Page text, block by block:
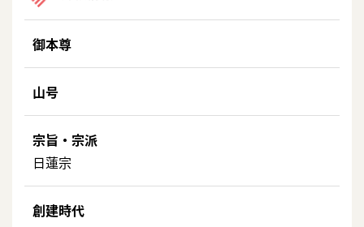
御本尊
山号
宗旨・宗派
日蓮宗
創建時代